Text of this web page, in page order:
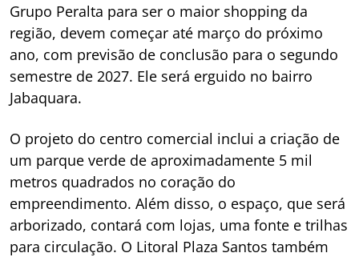
Grupo Peralta para ser o maior shopping da
região, devem começar até março do próximo
ano, com previsão de conclusão para o segundo
semestre de 2027. Ele será erguido no bairro
Jabaquara.
O projeto do centro comercial inclui a criação de
um parque verde de aproximadamente 5 mil
metros quadrados no coração do
empreendimento. Além disso, o espaço, que será
arborizado, contará com lojas, uma fonte e trilhas
para circulação. O Litoral Plaza Santos também